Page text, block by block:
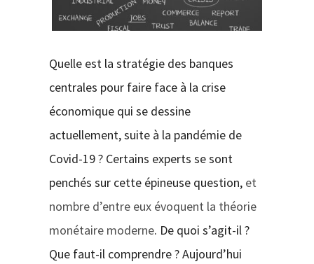
Quelle est la stratégie des banques
centrales pour faire face à la crise
économique qui se dessine
actuellement, suite à la pandémie de
Covid-19 ? Certains experts se sont
penchés sur cette épineuse question, et
nombre d’entre eux évoquent la théorie
monétaire moderne. De quoi s’agit-il ?
Que faut-il comprendre ? Aujourd’hui